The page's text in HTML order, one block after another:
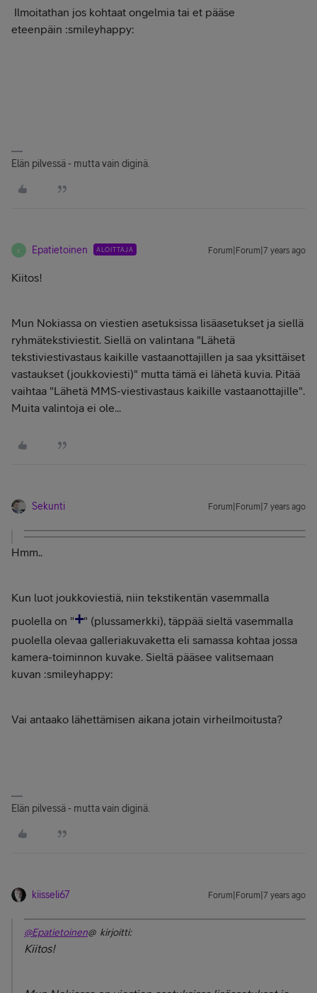
Ilmoitathan jos kohtaat ongelmia tai et pääse
eteenpäin :smileyhappy:
Elän pilvessä - mutta vain diginä.
E Epatietoinen ALOITTAJA Forum|Forum|7 years ago
Kiitos!
Mun Nokiassa on viestien asetuksissa lisäasetukset ja siellä
ryhmätekstiviestit. Siellä on valintana "Lähetä
tekstiviestivastaus kaikille vastaanottajillen ja saa yksittäiset
vastaukset (joukkoviesti)" mutta tämä ei lähetä kuvia. Pitää
vaihtaa "Lähetä MMS-viestivastaus kaikille vastaanottajille".
Muita valintoja ei ole...
Sekunti Forum|Forum|7 years ago
Hmm..
Kun luot joukkoviestiä, niin tekstikentän vasemmalla
puolella on "+" (plussamerkki), täppää sieltä vasemmalla
puolella olevaa galleriakuvaketta eli samassa kohtaa jossa
kamera-toiminnon kuvake. Sieltä pääsee valitsemaan
kuvan :smileyhappy:
Vai antaako lähettämisen aikana jotain virheilmoitusta?
Elän pilvessä - mutta vain diginä.
kiisseli67 Forum|Forum|7 years ago
@Epatietoinen@ kirjoitti:
Kiitos!